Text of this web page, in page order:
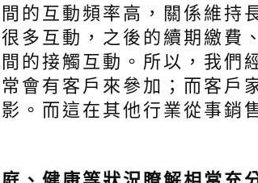
的互動頻率高，關係維持
多互動，之後的續期繳費
的接觸互動。所以，我們
會有客戶來參加；而客戶
。而這在其他行業從事銷